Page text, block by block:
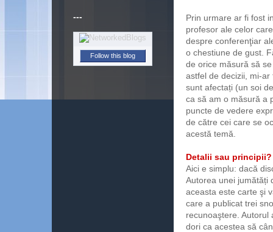
Prin urmare ar fi fost
profesor ale celor
despre conferenţiar
o chestiune de gust.
de orice măsură să
astfel de decizii, mi-
sunt afectați (un soi
ca să am o măsură a
puncte de vedere
de către cei care se
acestă temă.
Detalii sau principii?
Aici e simplu: dacă
Autorea unei jumătăți
aceasta este carte şi
care a publicat trei
recunoaştere.
dori ca acestea să
---
Follow this blog